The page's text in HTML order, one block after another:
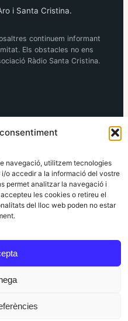
navegació, utilitzem tecnologies
o accedir a la informació del vostre
permet analitzar la navegació i
les cookies o retireu el
del lloc web poden no estar
i Santa Cristina.
continuem informant
Els obstacles no ens
Ràdio Santa Cristina.